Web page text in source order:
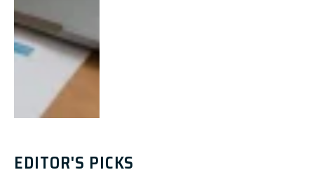
EDITOR'S PICKS